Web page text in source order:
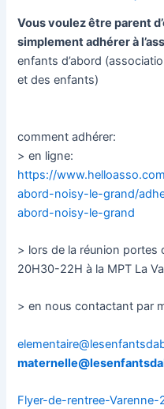
Vous voulez être parent
simplement adhérer à
enfants d’abord
et des enfants)
comment adhérer:
> en ligne:
https://
abord-noisy-le-grand/
abord-noisy-le-grand
> lors de la réunion portes
20H30-22H à la MPT La
> en nous contactant par
Flyer-de-rentree-Varenne-